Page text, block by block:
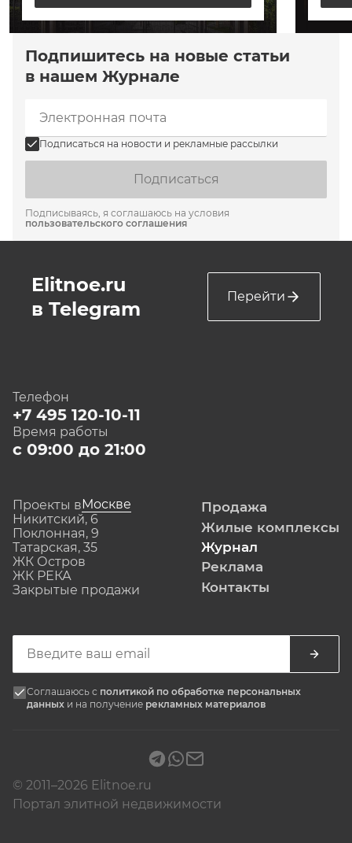
Подпишитесь на новые статьи
в нашем Журнале
Подписаться на новости и рекламные рассылки
Подписаться
Подписываясь, я соглашаюсь на условия
пользовательского соглашения
Elitnoe.ru
в Telegram
Перейти
Телефон
+7 495 120-10-11
Время работы
с 09:00 до 21:00
Проекты вМоскве
Никитский, 6
Поклонная, 9
Татарская, 35
ЖК Остров
ЖК РЕКА
Закрытые продажи
Продажа
Жилые комплексы
Журнал
Реклама
Контакты
Соглашаюсь с политикой по обработке персональных
данных и на получение рекламных материалов
© 2011–2026 Elitnoe.ru
Портал элитной недвижимости